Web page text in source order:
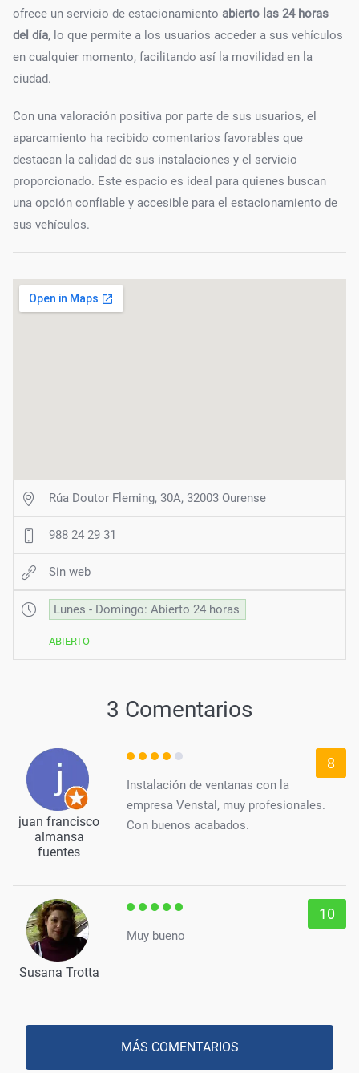
ofrece un servicio de estacionamiento abierto las 24 horas
del día, lo que permite a los usuarios acceder a sus vehículos
en cualquier momento, facilitando así la movilidad en la
ciudad.
Con una valoración positiva por parte de sus usuarios, el
aparcamiento ha recibido comentarios favorables que
destacan la calidad de sus instalaciones y el servicio
proporcionado. Este espacio es ideal para quienes buscan
una opción confiable y accesible para el estacionamiento de
sus vehículos.
Rúa Doutor Fleming, 30A, 32003 Ourense
988 24 29 31
Sin web
Lunes - Domingo: Abierto 24 horas
ABIERTO
3 Comentarios
juan francisco
almansa
fuentes
8
Instalación de ventanas con la
empresa Venstal, muy profesionales.
Con buenos acabados.
Susana Trotta
10
Muy bueno
MÁS COMENTARIOS